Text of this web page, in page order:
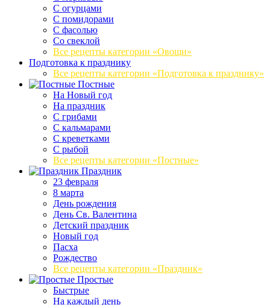
С огурцами
С помидорами
С фасолью
Со свеклой
Все рецепты категории «Овощи»
Подготовка к празднику
Все рецепты категории «Подготовка к празднику»
Постные
На Новый год
На праздник
С грибами
С кальмарами
С креветками
С рыбой
Все рецепты категории «Постные»
Праздник
23 февраля
8 марта
День рождения
День Св. Валентина
Детский праздник
Новый год
Пасха
Рождество
Все рецепты категории «Праздник»
Простые
Быстрые
На каждый день